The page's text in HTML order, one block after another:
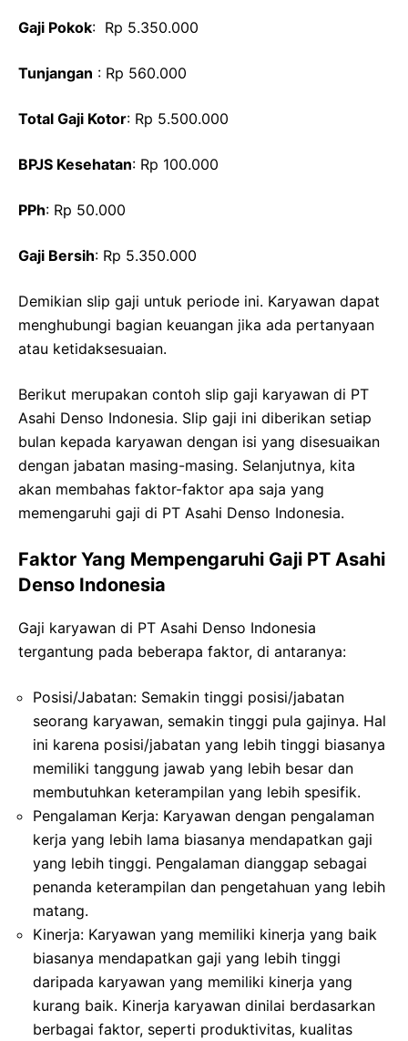
Gaji Pokok: Rp 5.350.000
Tunjangan : Rp 560.000
Total Gaji Kotor: Rp 5.500.000
BPJS Kesehatan: Rp 100.000
PPh: Rp 50.000
Gaji Bersih: Rp 5.350.000
Demikian slip gaji untuk periode ini. Karyawan dapat
menghubungi bagian keuangan jika ada pertanyaan
atau ketidaksesuaian.
Berikut merupakan contoh slip gaji karyawan di PT
Asahi Denso Indonesia. Slip gaji ini diberikan setiap
bulan kepada karyawan dengan isi yang disesuaikan
dengan jabatan masing-masing. Selanjutnya, kita
akan membahas faktor-faktor apa saja yang
memengaruhi gaji di PT Asahi Denso Indonesia.
Faktor Yang Mempengaruhi Gaji PT Asahi
Denso Indonesia
Gaji karyawan di PT Asahi Denso Indonesia
tergantung pada beberapa faktor, di antaranya:
Posisi/Jabatan: Semakin tinggi posisi/jabatan
seorang karyawan, semakin tinggi pula gajinya. Hal
ini karena posisi/jabatan yang lebih tinggi biasanya
memiliki tanggung jawab yang lebih besar dan
membutuhkan keterampilan yang lebih spesifik.
Pengalaman Kerja: Karyawan dengan pengalaman
kerja yang lebih lama biasanya mendapatkan gaji
yang lebih tinggi. Pengalaman dianggap sebagai
penanda keterampilan dan pengetahuan yang lebih
matang.
Kinerja: Karyawan yang memiliki kinerja yang baik
biasanya mendapatkan gaji yang lebih tinggi
daripada karyawan yang memiliki kinerja yang
kurang baik. Kinerja karyawan dinilai berdasarkan
berbagai faktor, seperti produktivitas, kualitas